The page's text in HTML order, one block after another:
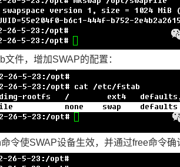
文件，增加SWAP的配置：
令使SWAP设备生效，并通过free命令确